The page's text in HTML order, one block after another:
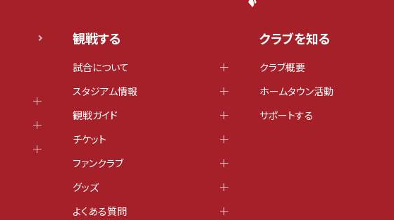
観戦する
試合について
スタジアム情報
観戦ガイド
チケット
ファンクラブ
グッズ
よくある質問
クラブを知る
クラブ概要
ホームタウン活動
サポートする